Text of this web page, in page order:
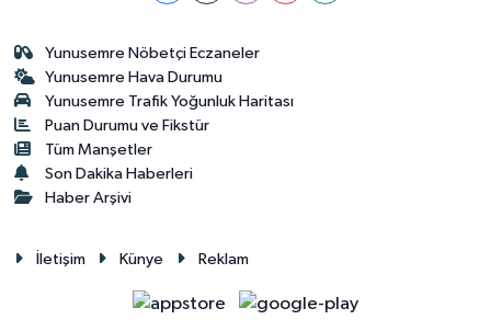
Yunusemre Nöbetçi Eczaneler
Yunusemre Hava Durumu
Yunusemre Trafik Yoğunluk Haritası
Puan Durumu ve Fikstür
Tüm Manşetler
Son Dakika Haberleri
Haber Arşivi
İletişim Künye Reklam